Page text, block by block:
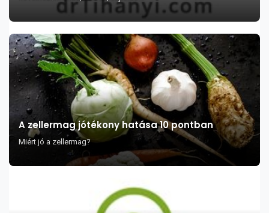
A zellermag jótékony hatása 10 pontban
Miért jó a zellermag?